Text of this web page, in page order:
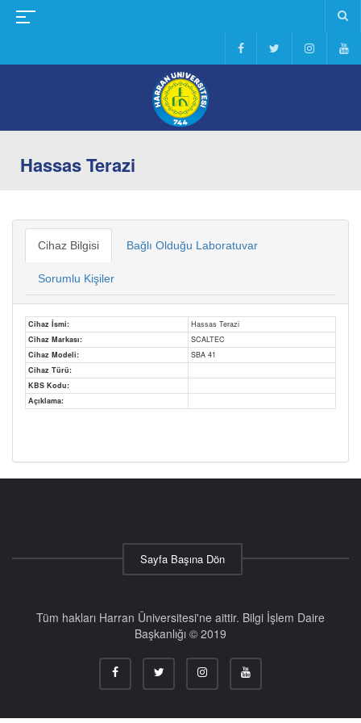
Hassas Terazi
Cihaz Bilgisi Bağlı Olduğu Laboratuvar
Sorumlu Kişiler
Cihaz İsmi:
Hassas Terazi
Cihaz Markası:
SCALTEC
Cihaz Modeli:
SBA 41
Cihaz Türü:
KBS Kodu:
Açıklama:
Sayfa Başına Dön
Tüm hakları Harran Üniversitesi'ne aittir. Bilgi İşlem Daire
Başkanlığı © 2019